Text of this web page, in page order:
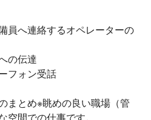
員へ連絡するオペレーターの
の伝達
フォン受話
まとめ※眺めの良い職場（管